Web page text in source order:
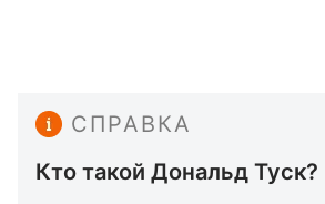
СПРАВКА
Кто такой Дональд Туск?